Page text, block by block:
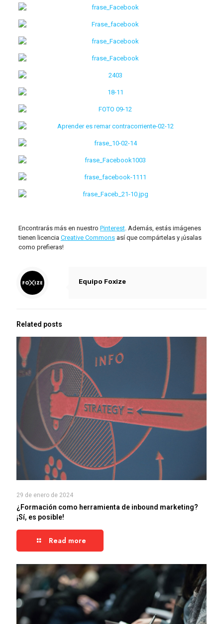
Encontrarás más en nuestro Pinterest. Además, estás imágenes
tienen licencia Creative Commonsasí que compártelas y ¡úsalas
como prefieras!
Equipo Foxize
Related posts
29 de enero de 2024
¿Formación como herramienta de inbound marketing?
¡Sí, es posible!
Read more